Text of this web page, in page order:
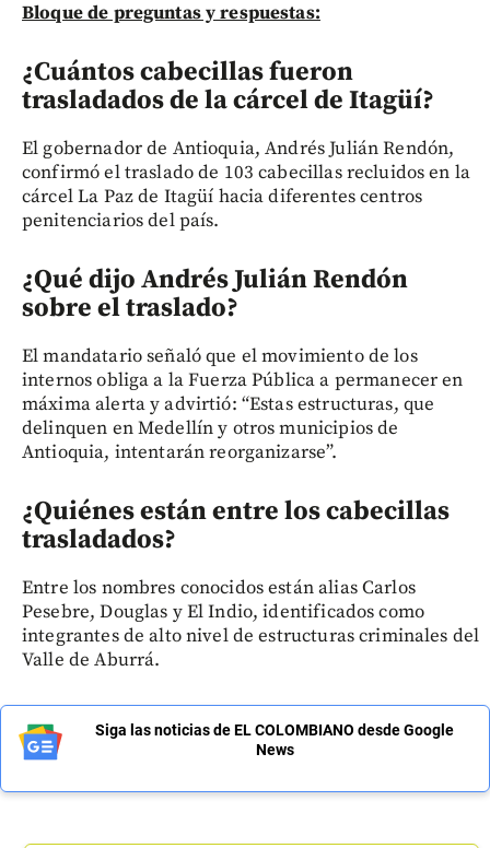
Bloque de preguntas y respuestas:
¿Cuántos cabecillas fueron
trasladados de la cárcel de Itagüí?
El gobernador de Antioquia, Andrés Julián Rendón,
confirmó el traslado de 103 cabecillas recluidos en la
cárcel La Paz de Itagüí hacia diferentes centros
penitenciarios del país.
¿Qué dijo Andrés Julián Rendón
sobre el traslado?
El mandatario señaló que el movimiento de los
internos obliga a la Fuerza Pública a permanecer en
máxima alerta y advirtió: “Estas estructuras, que
delinquen en Medellín y otros municipios de
Antioquia, intentarán reorganizarse”.
¿Quiénes están entre los cabecillas
trasladados?
Entre los nombres conocidos están alias Carlos
Pesebre, Douglas y El Indio, identificados como
integrantes de alto nivel de estructuras criminales del
Valle de Aburrá.
Siga las noticias de EL COLOMBIANO desde Google
News